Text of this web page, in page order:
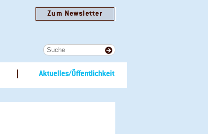
Zum Newsletter
Aktuelles/Öffentlichkeit